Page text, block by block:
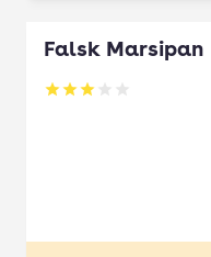
Falsk Marsipan
Betyg: 3 av 5